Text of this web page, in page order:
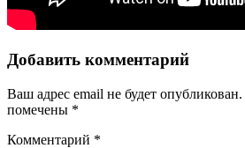
Добавить комментарий
Ваш адрес email не будет опубликован.
помечены *
Комментарий *